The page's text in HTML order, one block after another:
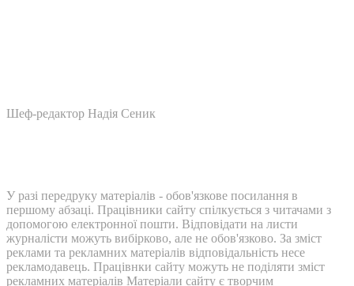
Шеф-редактор Надія Сеник
У разі передруку матеріалів - обов'язкове посилання в
першому абзаці. Працівники сайту спілкується з читачами з
допомогою електронної пошти. Відповідати на листи
журналісти можуть вибірково, але не обов'язково. За зміст
реклами та рекламних матеріалів відповідальність несе
рекламодавець. Працівнки сайту можуть не поділяти зміст
рекламних матеріалів Матеріали сайту є творчим